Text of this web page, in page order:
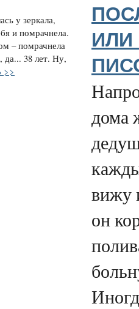
у зеркала,
и помрачнела.
– помрачнела
38 лет. Ну,
>>
дома
вижу
он